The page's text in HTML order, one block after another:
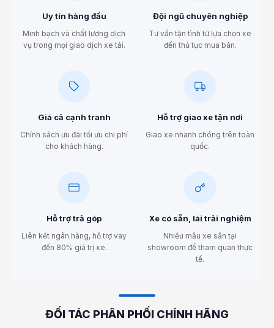
Uy tín hàng đầu
Minh bạch và chất lượng dịch
vụ trong mọi giao dịch xe tải.
Đội ngũ chuyên nghiệp
Tư vấn tận tình từ lựa chọn xe
đến thủ tục mua bán.
Giá cả cạnh tranh
Chính sách ưu đãi tối ưu chi phí
cho khách hàng.
Hỗ trợ giao xe tận nơi
Giao xe nhanh chóng trên toàn
quốc.
Hỗ trợ trả góp
Liên kết ngân hàng, hỗ trợ vay
đến 80% giá trị xe.
Xe có sẵn, lái trải nghiệm
Nhiều mẫu xe sẵn tại
showroom để tham quan thực
tế.
ĐỐI TÁC PHÂN PHỐI CHÍNH HÃNG